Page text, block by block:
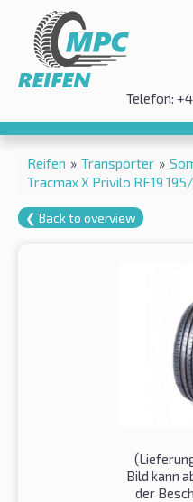
Telefon:
Reifen » Transporter »
Tracmax X Privilo RF19
❮ Back to overview
Bild kann
der